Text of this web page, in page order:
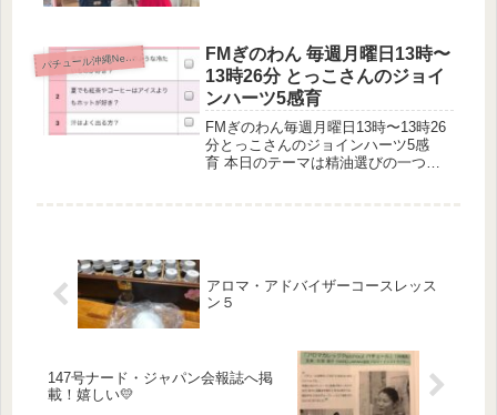
す。お二人が今回作られたのは、炎症
と痛み緩和オイルそれぞれ...
パ
チュール沖縄News
FMぎのわん 毎週月曜日13時〜
13時26分 とっこさんのジョイ
ンハーツ5感育
FMぎのわん毎週月曜日13時〜13時26
分とっこさんのジョインハーツ5感
育 本日のテーマは精油選びの一つ体
アロマ・アドバイザーコースレッス
ン５
147号ナード・ジャパン会報誌へ掲
載！嬉しい💛